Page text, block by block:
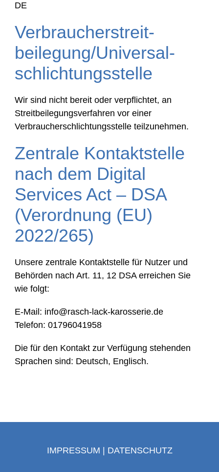
DE
Verbraucher­streit­
beilegung/Universal­
schlichtungs­stelle
Wir sind nicht bereit oder verpflichtet, an
Streitbeilegungsverfahren vor einer
Verbraucherschlichtungsstelle teilzunehmen.
Zentrale Kontaktstelle
nach dem Digital
Services Act – DSA
(Verordnung (EU)
2022/265)
Unsere zentrale Kontaktstelle für Nutzer und
Behörden nach Art. 11, 12 DSA erreichen Sie
wie folgt:
E-Mail: info@rasch-lack-karosserie.de
Telefon: 01796041958
Die für den Kontakt zur Verfügung stehenden
Sprachen sind: Deutsch, Englisch.
IMPRESSUM DATENSCHUTZ